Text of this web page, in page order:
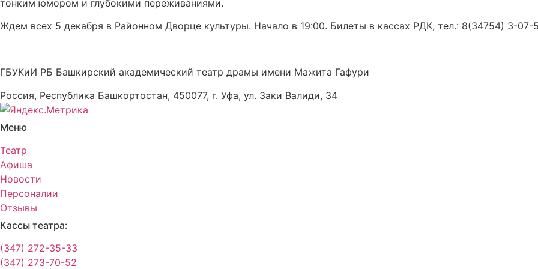
тонким юмором и глубокими переживаниями.
Ждем всех 5 декабря в Районном Дворце культуры. Начало в 19:00. Билеты в кассах РДК, тел.: 8(34754) 3-07-
ГБУКиИ РБ Башкирский академический театр драмы имени Мажита Гафури
Россия, Республика Башкортостан, 450077, г. Уфа, ул. Заки Валиди, 34
Меню
Театр
Афиша
Новости
Персоналии
Отзывы
Кассы театра:
(347) 272-35-33
(347) 273-70-52